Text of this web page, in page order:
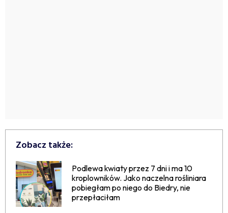
Zobacz także:
Podlewa kwiaty przez 7 dni i ma 10
kroplowników. Jako naczelna rośliniara
pobiegłam po niego do Biedry, nie
przepłaciłam